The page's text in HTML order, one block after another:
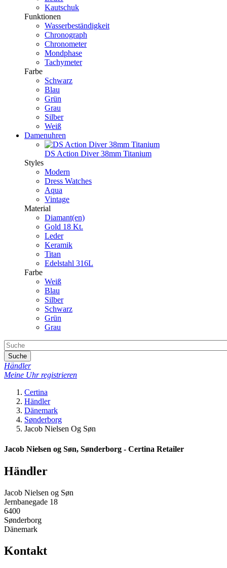
Kautschuk
Funktionen
Wasserbeständigkeit
Chronograph
Chronometer
Mondphase
Tachymeter
Farbe
Schwarz
Blau
Grün
Grau
Silber
Weiß
Damenuhren
DS Action Diver 38mm Titanium
Styles
Modern
Dress Watches
Aqua
Vintage
Material
Diamant(en)
Gold 18 Kt.
Leder
Keramik
Titan
Edelstahl 316L
Farbe
Weiß
Blau
Silber
Schwarz
Grün
Grau
Suche
Händler
Meine Uhr registrieren
Certina
Händler
Dänemark
Sønderborg
Jacob Nielsen Og Søn
Jacob Nielsen og Søn, Sønderborg - Certina Retailer
Händler
Jacob Nielsen og Søn
Jernbanegade 18
6400
Sønderborg
Dänemark
Kontakt